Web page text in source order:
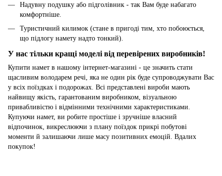
Надувну подушку або підголівник - так Вам буде набагато
комфортніше.
Туристичний килимок (стане в пригоді тим, хто побоюється,
що підлогу намету надто тонкий).
У нас тільки кращі моделі від перевірених виробників!
Купити намет в нашому інтернет-магазині - це значить стати
щасливим володарем речі, яка не один рік буде супроводжувати Вас
у всіх поїздках і подорожах. Всі представлені вироби мають
найвищу якість, гарантованим виробником, візуальною
привабливістю і відмінними технічними характеристиками.
Купуючи намет, ви робите простіше і зручніше власний
відпочинок, викреслюючи з плану поїздок прикрі побутові
моменти й залишаючи лише масу позитивних емоцій. Вдалих
покупок!